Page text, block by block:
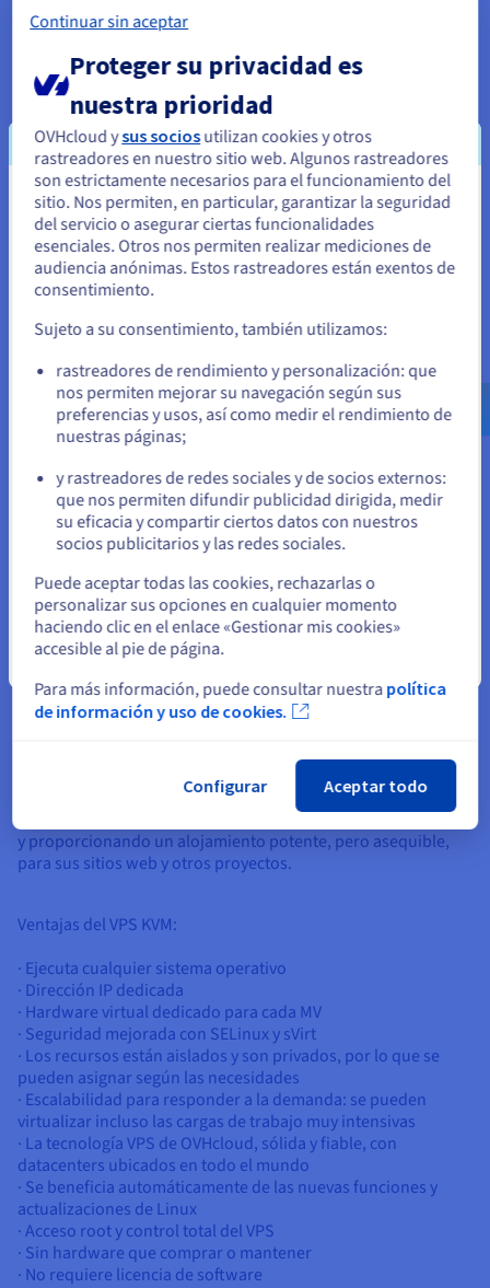
de virtualización flexible y fiable.
Alto rendimiento
El VPS KVM es mucho más potente que un alojamiento
compartido estándar. KVM ofrece el rendimiento de un
hipervisor de nivel 1 y se beneficia de una escalabilidad y
fiabilidad superiores gracias al kernel de Linux.
Seguridad reforzada
Para proteger sus datos, todos nuestros servidores incluyen
protección anti-DDoS. Los VPS KVM están basados en Linux y
también se enfrentan a menos amenazas de seguridad que
una solución propietaria, por lo que disfrutan de una gran
comunidad dedicada a solucionar los fallos de seguridad.
¿Por qué elegir el VPS KVM?
fiable. KVM es una tecnología de virtualización integrada en
Linux que permite crear múltiples máquinas virtuales
aisladas. El KVM VPS está combinado con nuestra potente
plataforma de VPS, actuando como un hipervisor de alto nivel
y proporcionando un alojamiento potente, pero asequible,
para sus sitios web y otros proyectos.
Ventajas del VPS KVM:
· Ejecuta cualquier sistema operativo
· Dirección IP dedicada
· Hardware virtual dedicado para cada MV
· Seguridad mejorada con SELinux y sVirt
· Los recursos están aislados y son privados, por lo que se
pueden asignar según las necesidades
· Escalabilidad para responder a la demanda: se pueden
virtualizar incluso las cargas de trabajo muy intensivas
· La tecnología VPS de OVHcloud, sólida y fiable, con
datacenters ubicados en todo el mundo
· Se beneficia automáticamente de las nuevas funciones y
actualizaciones de Linux
· Acceso root y control total del VPS
· Sin hardware que comprar o mantener
· No requiere licencia de software
Parece que está ubicado en Estados
Unidos
Si quiere hacer un pedido desde Estados Unidos, deberá buscar
el sitio web adecuado y crear una cuenta.
us.ovhcloud.com/
Inglés USD - $
Permanezca en el sitio web actual
Continuar sin aceptar
Proteger su privacidad es
nuestra prioridad
OVHcloud ysus sociosutilizan cookies y otros
rastreadores en nuestro sitio web. Algunos rastreadores
son estrictamente necesarios para el funcionamiento del
sitio. Nos permiten, en particular, garantizar la seguridad
del servicio o asegurar ciertas funcionalidades
esenciales. Otros nos permiten realizar mediciones de
audiencia anónimas. Estos rastreadores están exentos de
consentimiento.
Sujeto a su consentimiento, también utilizamos:
rastreadores de rendimiento y personalización: que
nos permiten mejorar su navegación según sus
preferencias y usos, así como medir el rendimiento de
nuestras páginas;
y rastreadores de redes sociales y de socios externos:
que nos permiten difundir publicidad dirigida, medir
su eficacia y compartir ciertos datos con nuestros
socios publicitarios y las redes sociales.
Puede aceptar todas las cookies, rechazarlas o
personalizar sus opciones en cualquier momento
haciendo clic en el enlace «Gestionar mis cookies»
accesible al pie de página.
Para más información, puede consultar nuestra política
de información y uso de cookies.
Configurar Aceptar todo